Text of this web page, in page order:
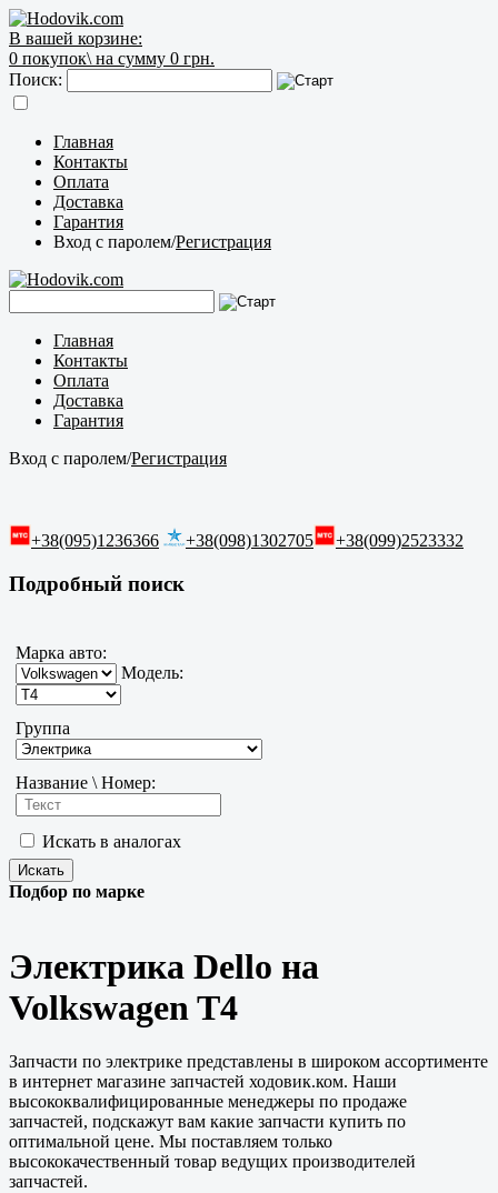
В вашей корзине:
0 покупок\ на сумму 0 грн.
Поиск:
Главная
Контакты
Оплата
Доставка
Гарантия
Вход с паролем/Регистрация
Главная
Контакты
Оплата
Доставка
Гарантия
Вход с паролем/Регистрация
+38(095)1236366 +38(098)1302705 +38(099)2523332
Подробный поиск
Марка авто:
Модель:
Группа
Название \ Номер:
Искать в аналогах
Подбор по марке
Электрика Dello на
Volkswagen T4
Запчасти по электрике представлены в широком ассортименте
в интернет магазине запчастей ходовик.ком. Наши
высококвалифицированные менеджеры по продаже
запчастей, подскажут вам какие запчасти купить по
оптимальной цене. Мы поставляем только
высококачественный товар ведущих производителей
запчастей.